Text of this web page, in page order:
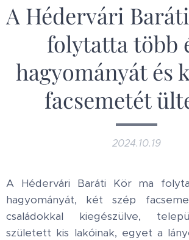
A Hédervári
folytatta több
hagyományát és
facsemetét
2024.10.19
A Hédervári Baráti Kör ma
hagyományát, két szép
családokkal kiegészülve,
született kis lakóinak, egyet a